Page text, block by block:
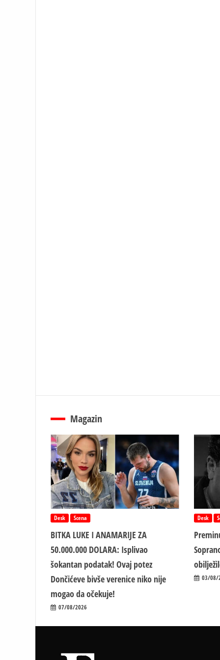
Magazin
Desk Scena
BITKA LUKE I ANAMARIJE ZA
50.000.000 DOLARA: Isplivao
šokantan podatak! Ovaj potez
Dončićeve bivše verenice niko nije
mogao da očekuje!
07/08/2026
Desk
03/08/